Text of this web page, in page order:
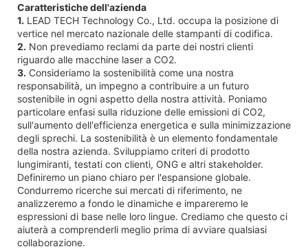
Caratteristiche dell'azienda
1. LEAD TECH Technology Co., Ltd. occupa la posizione di
vertice nel mercato nazionale delle stampanti di codifica.
2. Non prevediamo reclami da parte dei nostri clienti
riguardo alle macchine laser a CO2.
3. Consideriamo la sostenibilità come una nostra
responsabilità, un impegno a contribuire a un futuro
sostenibile in ogni aspetto della nostra attività. Poniamo
particolare enfasi sulla riduzione delle emissioni di CO2,
sull'aumento dell'efficienza energetica e sulla minimizzazione
degli sprechi. La sostenibilità è un elemento fondamentale
della nostra azienda. Sviluppiamo criteri di prodotto
lungimiranti, testati con clienti, ONG e altri stakeholder.
Definiremo un piano chiaro per l'espansione globale.
Condurremo ricerche sui mercati di riferimento, ne
analizzeremo a fondo le dinamiche e impareremo le
espressioni di base nelle loro lingue. Crediamo che questo ci
aiuterà a comprenderli meglio prima di avviare qualsiasi
collaborazione.